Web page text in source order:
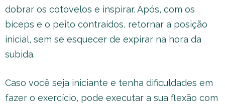
dobrar os cotovelos e inspirar. Após, com os
bíceps e o peito contraídos, retornar a posição
inicial, sem se esquecer de expirar na hora da
subida.
Caso você seja iniciante e tenha dificuldades em
fazer o exercício, pode executar a sua flexão com